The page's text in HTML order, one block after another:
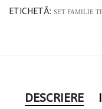
ETICHETĂ: SET FAMILIE
DESCRIERE